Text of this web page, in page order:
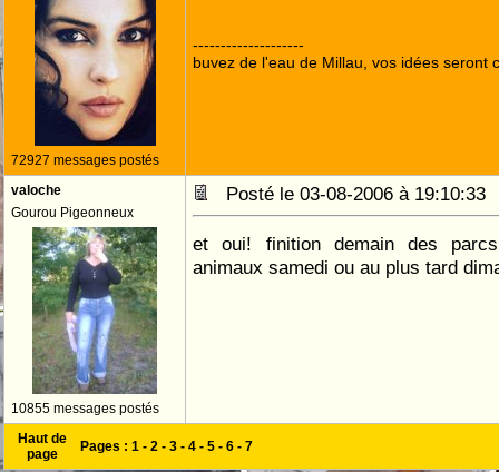
72927 messages postés
--------------------
buvez de l'eau de Millau, vos idées seront
valoche
Gourou Pigeonneux
10855 messages postés
Posté le 03-08-2006 à
et oui! finition demain des
animaux samedi ou au plus tard
Haut de
page
Pages : 1 - 2 - 3 - 4 - 5 - 6 - 7